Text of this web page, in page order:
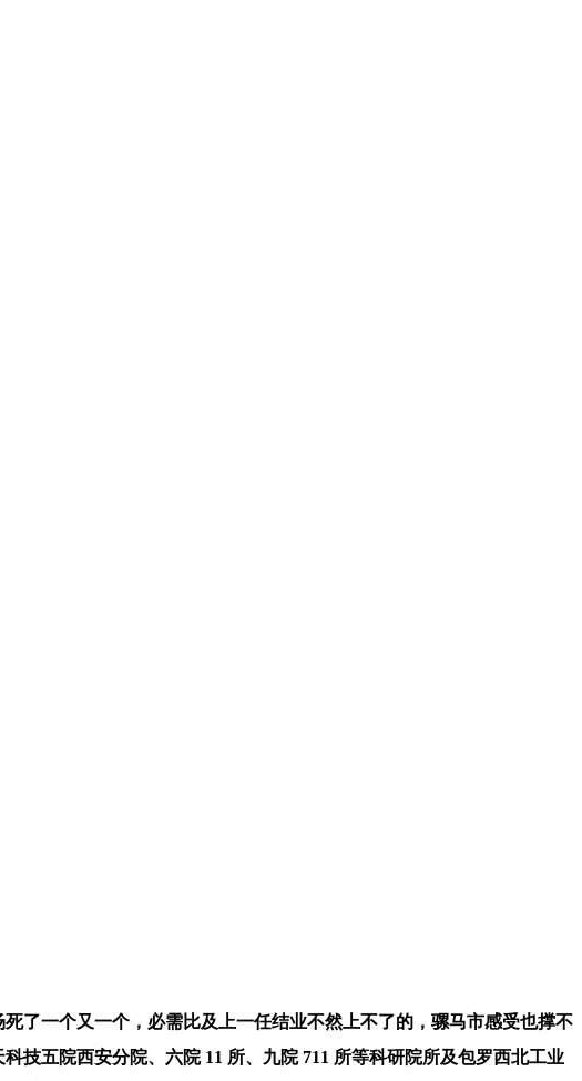
一个又一个，必需比及上一任结业不然上不了的，骡马市感受也撑不
技五院西安分院、六院 11 所、九院 711 所等科研院所及包罗西北工业